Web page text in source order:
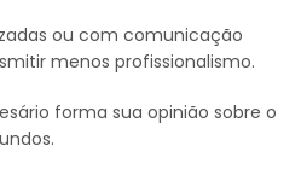
ou com comunicação
menos profissionalismo.
forma sua opinião sobre o